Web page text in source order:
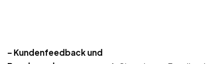
– Kundenfeedback und